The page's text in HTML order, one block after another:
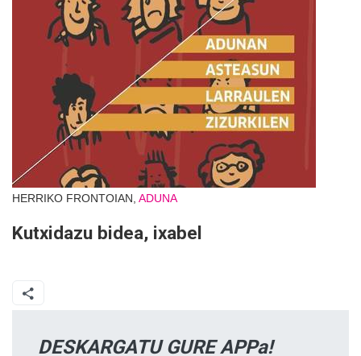
HERRIKO FRONTOIAN, ADUNA
Kutxidazu bidea, ixabel
DESKARGATU GURE APPa!